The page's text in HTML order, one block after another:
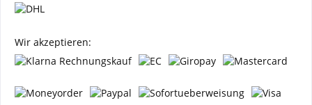
Wir akzeptieren: